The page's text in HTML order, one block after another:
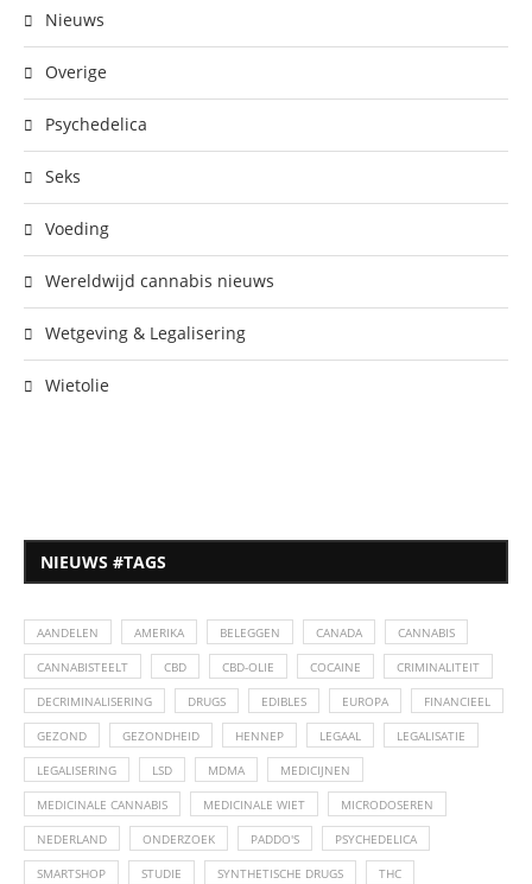
Nieuws
Overige
Psychedelica
Seks
Voeding
Wereldwijd cannabis nieuws
Wetgeving & Legalisering
Wietolie
NIEUWS #TAGS
AANDELEN AMERIKA BELEGGEN CANADA CANNABIS
CANNABISTEELT CBD CBD-OLIE COCAINE CRIMINALITEIT
DECRIMINALISERING DRUGS EDIBLES EUROPA FINANCIEEL
GEZOND GEZONDHEID HENNEP LEGAAL LEGALISATIE
LEGALISERING LSD MDMA MEDICIJNEN
MEDICINALE CANNABIS MEDICINALE WIET MICRODOSEREN
NEDERLAND ONDERZOEK PADDO'S PSYCHEDELICA
SMARTSHOP STUDIE SYNTHETISCHE DRUGS THC